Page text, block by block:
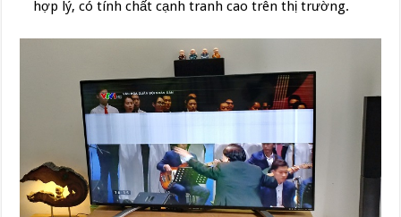
hợp lý, có tính chất cạnh tranh cao trên thị trường.